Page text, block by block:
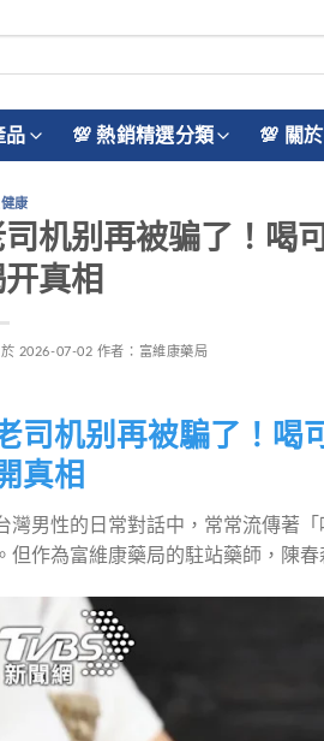
品 💯 熱銷精選分類 💯 關
康
机别再被骗了！喝
真相
2026-07-02 作者： 富維康藥局
司机别再被騙了！喝
真相
灣男性的日常對話中，常常流傳著
但作為富維康藥局的駐站藥師，陳